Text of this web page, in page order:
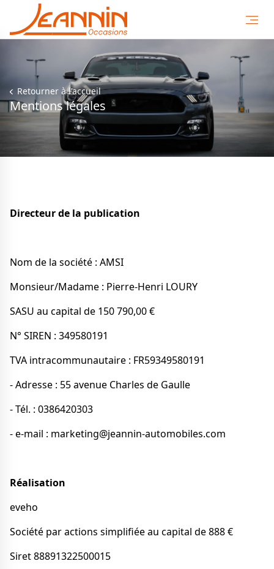
Retourner à l'accueil
Mentions légales
Directeur de la publication
Nom de la société : AMSI
Monsieur/Madame : Pierre-Henri LOURY
SASU au capital de 150 790,00 €
N° SIREN : 349580191
TVA intracommunautaire : FR59349580191
- Adresse : 55 avenue Charles de Gaulle
- Tél. : 0386420303
- e-mail : marketing@jeannin-automobiles.com
Réalisation
eveho
Société par actions simplifiée au capital de 888 €
Siret 88891322500015